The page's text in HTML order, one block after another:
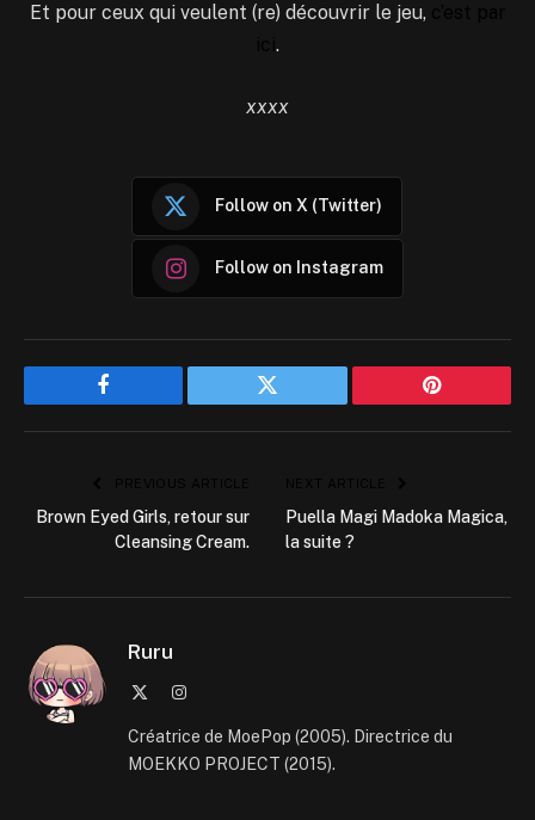
Et pour ceux qui veulent (re) découvrir le jeu,
.
xxxx
Follow on X (Twitter)
Follow on Instagram
Facebook Twitter Pinterest
Brown Eyed Girls, retour sur
Cleansing Cream.
Puella Magi Madoka Magica,
la suite ?
Ruru
Instagram
Créatrice de MoePop (2005). Directrice du
MOEKKO PROJECT (2015).